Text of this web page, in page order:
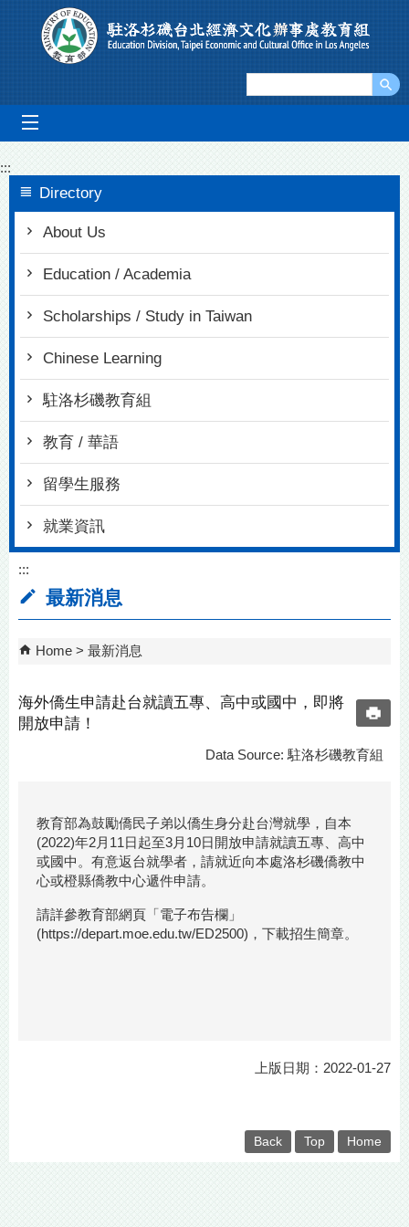
Go To Content
:::
Directory
About Us
Education / Academia
Scholarships / Study in Taiwan
Chinese Learning
駐洛杉磯教育組
教育 / 華語
留學生服務
就業資訊
:::
最新消息
Home 最新消息
海外僑生申請赴台就讀五專、高中或國中，即將
開放申請！
Data Source: 駐洛杉磯教育組
教育部為鼓勵僑民子弟以僑生身分赴台灣就學，自本
(2022)年2月11日起至3月10日開放申請就讀五專、高中
或國中。有意返台就學者，請就近向本處洛杉磯僑教中
心或橙縣僑教中心遞件申請。
請詳參教育部網頁「電子布告欄」
(https://depart.moe.edu.tw/ED2500)，下載招生簡章。
上版日期：2022-01-27
Back Top Home